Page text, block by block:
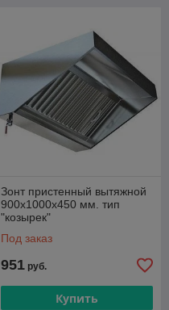
Зонт пристенный вытяжной
900х1000х450 мм. тип
"козырек"
Под заказ
951 руб.
Купить